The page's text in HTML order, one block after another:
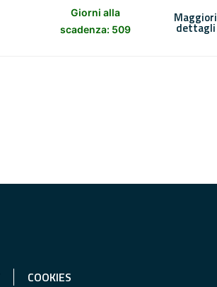
Giorni alla
scadenza: 509
Maggiori
dettagli
COOKIES